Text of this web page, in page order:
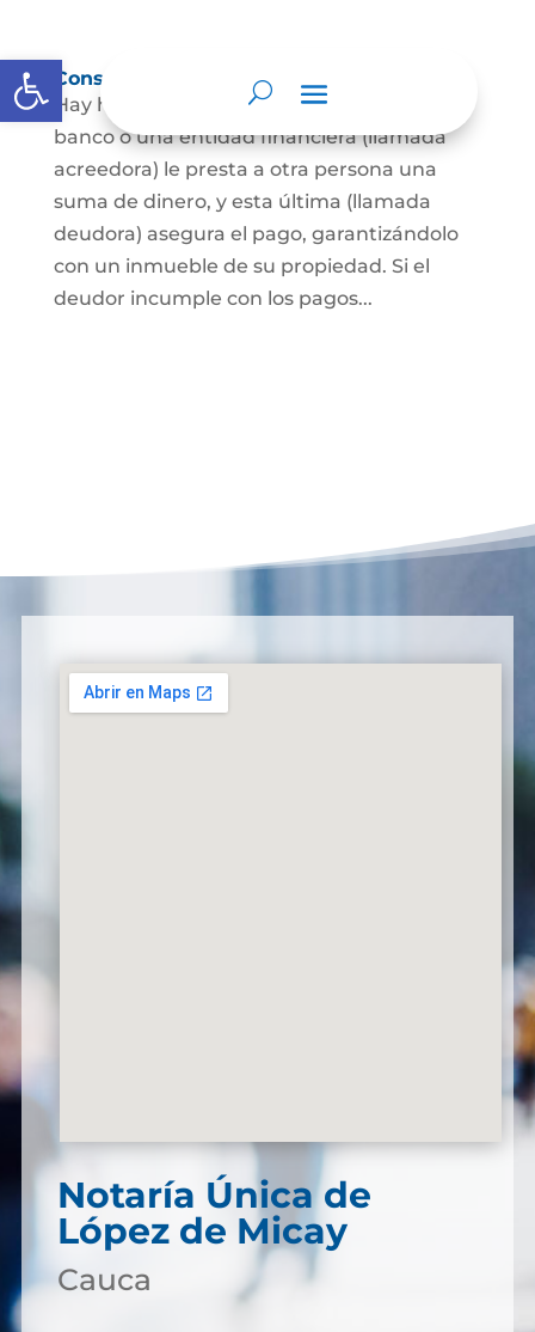
Abrir barra de herramientas
Constitución de hipoteca
Hay hipoteca cuando una persona, o un
banco o una entidad financiera (llamada
acreedora) le presta a otra persona una
suma de dinero, y esta última (llamada
deudora) asegura el pago, garantizándolo
con un inmueble de su propiedad. Si el
deudor incumple con los pagos...
Notaría Única de
López de Micay
Cauca